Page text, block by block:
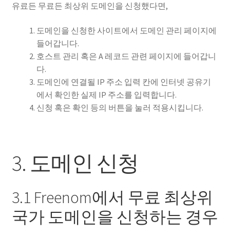
유료든 무료든 최상위 도메인을 신청했다면,
도메인을 신청한 사이트에서 도메인 관리 페이지에
들어갑니다.
호스트 관리 혹은 A 레코드 관련 페이지에 들어갑니
다.
도메인에 연결될 IP 주소 입력 칸에 인터넷 공유기
에서 확인한 실제 IP 주소를 입력합니다.
신청 혹은 확인 등의 버튼을 눌러 적용시킵니다.
3. 도메인 신청
3.1 Freenom에서 무료 최상위
국가 도메인을 신청하는 경우